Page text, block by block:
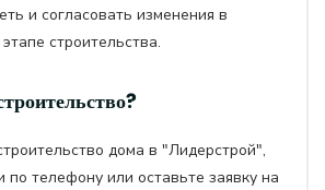
и согласовать изменения в
строительства.
дома в "Лидерстрой",
по телефону или оставьте заявку на